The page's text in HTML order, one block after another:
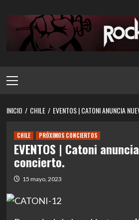
contenido
principal
INICIO CHILE EVENTOS | CATONI ANUNCIA
CHILE PRÓXIMOS CONCIERTOS
EVENTOS | Catoni
concierto.
15 mayo, 2023